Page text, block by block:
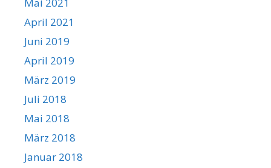
April 2021
Juni 2019
April 2019
März 2019
Juli 2018
Mai 2018
März 2018
Januar 2018